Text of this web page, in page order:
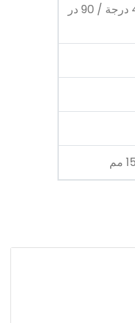
-45 درجة / + 45 درجة / 90 در